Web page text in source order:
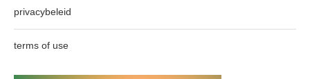
privacybeleid
terms of use